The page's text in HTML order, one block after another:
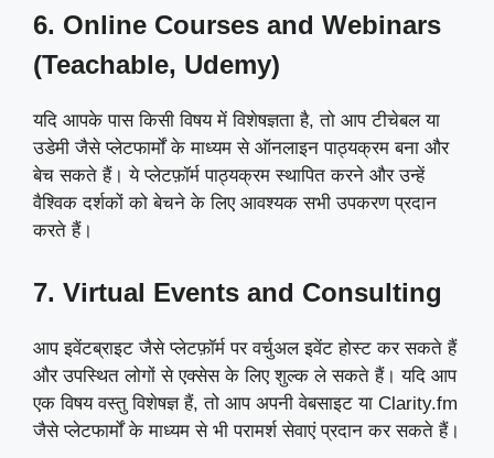
6. Online Courses and Webinars
(Teachable, Udemy)
यदि आपके पास किसी विषय में विशेषज्ञता है, तो आप टीचेबल या
उडेमी जैसे प्लेटफार्मों के माध्यम से ऑनलाइन पाठ्यक्रम बना और
बेच सकते हैं। ये प्लेटफ़ॉर्म पाठ्यक्रम स्थापित करने और उन्हें
वैश्विक दर्शकों को बेचने के लिए आवश्यक सभी उपकरण प्रदान
करते हैं।
7. Virtual Events and Consulting
आप इवेंटब्राइट जैसे प्लेटफ़ॉर्म पर वर्चुअल इवेंट होस्ट कर सकते हैं
और उपस्थित लोगों से एक्सेस के लिए शुल्क ले सकते हैं। यदि आप
एक विषय वस्तु विशेषज्ञ हैं, तो आप अपनी वेबसाइट या Clarity.fm
जैसे प्लेटफार्मों के माध्यम से भी परामर्श सेवाएं प्रदान कर सकते हैं।